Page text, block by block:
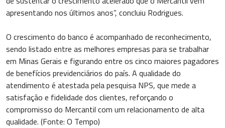
apresentando nos últimos anos”, concluiu Rodrigues.
O crescimento do banco é acompanhado de reconhecimento,
sendo listado entre as melhores empresas para se trabalhar
em Minas Gerais e figurando entre os cinco maiores pagadores
de benefícios previdenciários do país. A qualidade do
atendimento é atestada pela pesquisa NPS, que mede a
satisfação e fidelidade dos clientes, reforçando o
compromisso do Mercantil com um relacionamento de alta
qualidade. (Fonte: O Tempo)